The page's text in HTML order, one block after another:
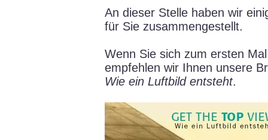
An dieser Stelle haben wir
für Sie zusammengestellt.
Wenn Sie sich zum ersten
empfehlen wir Ihnen unsere
Wie ein Luftbild entsteht.